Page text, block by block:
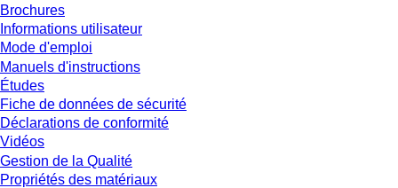
Brochures
Informations utilisateur
Mode d'emploi
Manuels d'instructions
Études
Fiche de données de sécurité
Déclarations de conformité
Vidéos
Gestion de la Qualité
Propriétés des matériaux